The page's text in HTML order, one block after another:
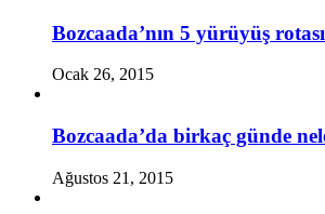
Bozcaada’nın 5 yürüyüş rotası
Ocak 26, 2015
Bozcaada’da birkaç günde
Ağustos 21, 2015